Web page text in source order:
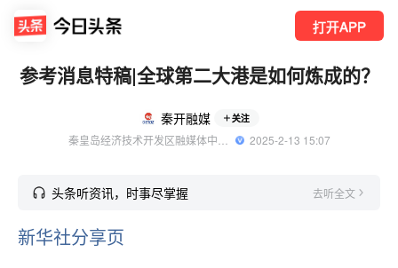
打开APP
参考消息特稿|全球第二大港是如何炼成的？
秦开融媒 关注
  2025-2-13 15:07
头条听资讯，时事尽掌握 去听全文
新华社分享页